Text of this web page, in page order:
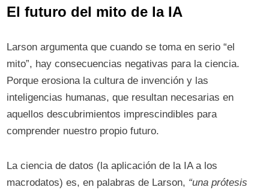
El futuro del mito de la IA
Larson argumenta que cuando se toma en serio “el
mito”, hay consecuencias negativas para la ciencia.
Porque erosiona la cultura de invención y las
inteligencias humanas, que resultan necesarias en
aquellos descubrimientos imprescindibles para
comprender nuestro propio futuro.
La ciencia de datos (la aplicación de la IA a los
macrodatos) es, en palabras de Larson, “una prótesis